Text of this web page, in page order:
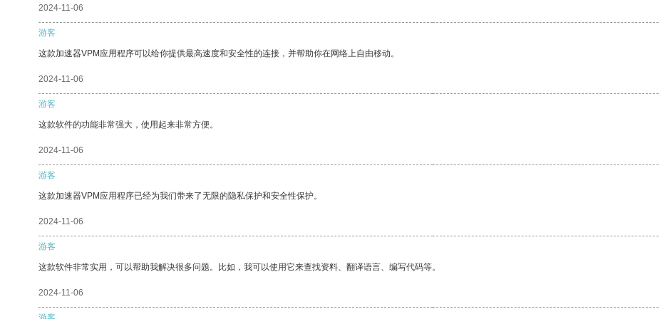
2024-11-06
游客
这款加速器VPM应用程序可以给你提供最高速度和安全性的连接，并帮助你在网络上自由移动。
2024-11-06
游客
这款软件的功能非常强大，使用起来非常方便。
2024-11-06
游客
这款加速器VPM应用程序已经为我们带来了无限的隐私保护和安全性保护。
2024-11-06
游客
这款软件非常实用，可以帮助我解决很多问题。比如，我可以使用它来查找资料、翻译语言、编写代码等。
2024-11-06